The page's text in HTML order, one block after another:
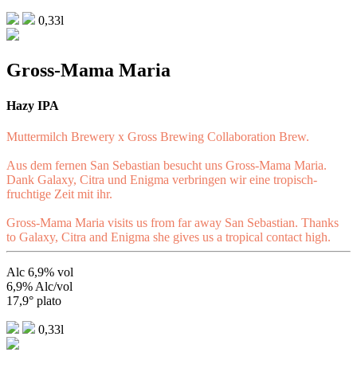
0,33l
Gross-Mama Maria
Hazy IPA
Muttermilch Brewery x Gross Brewing Collaboration Brew.
Aus dem fernen San Sebastian besucht uns Gross-Mama Maria.
Dank Galaxy, Citra und Enigma verbringen wir eine tropisch-
fruchtige Zeit mit ihr.
Gross-Mama Maria visits us from far away San Sebastian. Thanks
to Galaxy, Citra and Enigma she gives us a tropical contact high.
Alc 6,9% vol
6,9% Alc/vol
17,9° plato
0,33l